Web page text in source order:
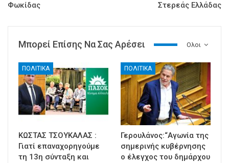
Φωκίδας
Στερεάς Ελλάδας
Ολοι
Μπορεί Επίσης Να Σας Αρέσει
ΠΟΛΙΤΙΚΑ
ΚΩΣΤΑΣ ΤΣΟΥΚΑΛΑΣ :
Γιατί επαναχορηγούμε
τη 13η σύνταξη και
ΠΟΛΙΤΙΚΑ
Γερουλάνος:“Αγωνία της
σημερινής κυβέρνησης
ο έλεγχος του δημάρχου